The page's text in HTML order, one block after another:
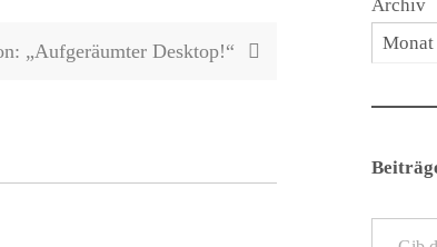
„Aufgeräumter Desktop!“
Archiv
Gib deine E-Mail-Adresse ein ...